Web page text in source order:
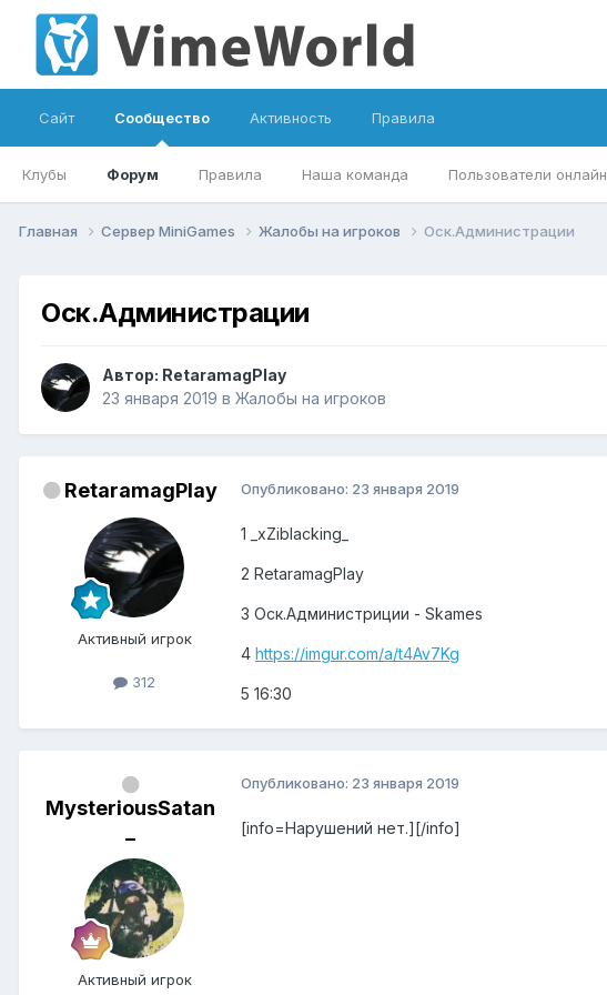
Сайт Сообщество
Клубы Форум Правила Наша команда Пользователи онлайн
Активность Правила
Главная Сервер MiniGames Жалобы на игроков Оск.Администрации
Оск.Администрации
Автор: RetaramagPlay
23 января 2019 в Жалобы на игроков
RetaramagPlay
Активный игрок
312
Опубликовано: 23 января 2019
1 _xZiblacking_
2 RetaramagPlay
3 Оск.Администриции - Skames
4 https://imgur.com/a/t4Av7Kg
5 16:30
MysteriousSatan
Активный игрок
Опубликовано: 23 января 2019
[info=Нарушений нет.][/info]